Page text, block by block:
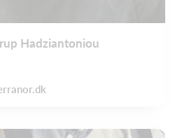
Hadziantoniou